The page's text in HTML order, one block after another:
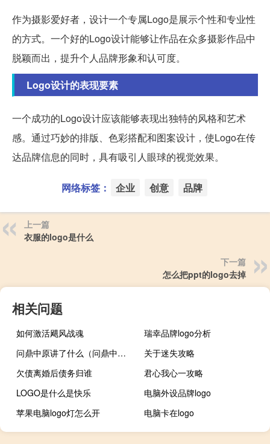
作为摄影爱好者，设计一个专属Logo是展示个性和专业性
的方式。一个好的Logo设计能够让作品在众多摄影作品中
脱颖而出，提升个人品牌形象和认可度。
Logo设计的表现要素
一个成功的Logo设计应该能够表现出独特的风格和艺术
感。通过巧妙的排版、色彩搭配和图案设计，使Logo在传
达品牌信息的同时，具有吸引人眼球的视觉效果。
网络标签： 企业 创意 品牌
上一篇
衣服的logo是什么
下一篇
怎么把ppt的logo去掉
相关问题
如何激活飓风战魂
瑞幸品牌logo分析
问鼎中原讲了什么（问鼎中原是讲的谁 是讲的一个什么故事）
关于迷失攻略
欠债离婚后债务归谁
君心我心一攻略
LOGO是什么是快乐
电脑外设品牌logo
苹果电脑logo灯怎么开
电脑卡在logo